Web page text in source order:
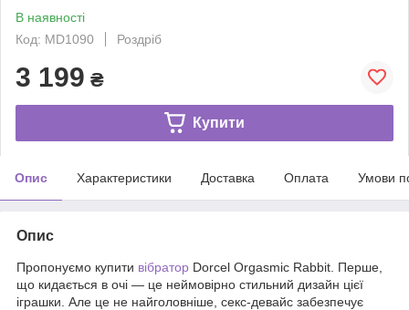
В наявності
Код: MD1090
Роздріб
3 199 ₴
Купити
Опис Характеристики Доставка Оплата Умови
Опис
Пропонуємо купити вібратор Dorcel Orgasmic Rabbit. Перше,
що кидається в очі — це неймовірно стильний дизайн цієї
іграшки. Але це не найголовніше, секс-девайс забезпечує